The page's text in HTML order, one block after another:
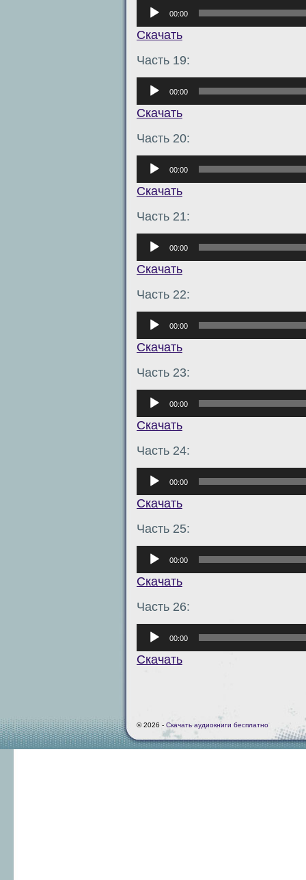
Аудиоплеер
00:00
Скачать
Часть 19:
Аудиоплеер
00:00
Скачать
Часть 20:
Аудиоплеер
00:00
Скачать
Часть 21:
Аудиоплеер
00:00
Скачать
Часть 22:
Аудиоплеер
00:00
Скачать
Часть 23:
Аудиоплеер
00:00
Скачать
Часть 24:
Аудиоплеер
00:00
Скачать
Часть 25:
Аудиоплеер
00:00
Скачать
Часть 26:
Аудиоплеер
00:00
Скачать
© 2026 - Скачать аудиокниги бесплатно